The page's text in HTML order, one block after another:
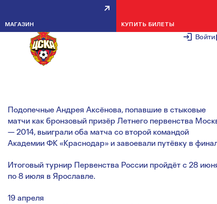
Войти
МАГАЗИН КУПИТЬ БИЛЕТЫ
АРМЕЙЦЫ 1998 Г.Р.
В ФИНАЛ ПЕРВЕНСТВА РОССИИ
ПО ФУТБОЛУ
Подопечные Андрея Аксёнова, попавшие в стыковые
матчи как бронзовый призёр Летнего первенства
— 2014, выиграли оба матча со второй командой
Академии ФК «Краснодар» и завоевали путёвку в
Итоговый турнир Первенства России пройдёт с 28
по 8 июля в Ярославле.
19 апреля